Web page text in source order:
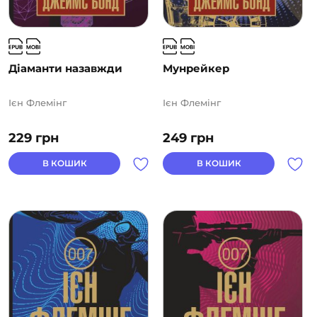
Діаманти назавжди
229 грн
Ієн Флемінг
В КОШИК
Мунрейкер
249 грн
Ієн Флемінг
В КОШИК